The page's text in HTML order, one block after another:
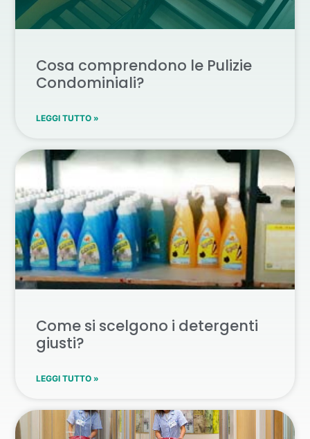
Cosa comprendono le Pulizie
Condominiali?
LEGGI TUTTO »
Come si scelgono i detergenti
giusti?
LEGGI TUTTO »